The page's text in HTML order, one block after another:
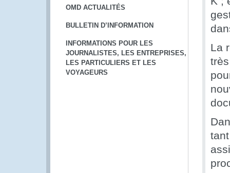
OMD ACTUALITÉS
BULLETIN D’INFORMATION
INFORMATIONS POUR LES
JOURNALISTES, LES ENTREPRISES,
LES PARTICULIERS ET LES
VOYAGEURS
La